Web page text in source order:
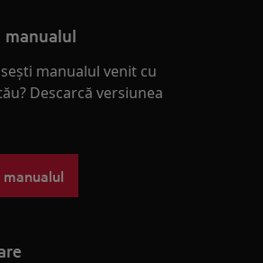
manualul
manualul venit cu
Descarcă versiunea